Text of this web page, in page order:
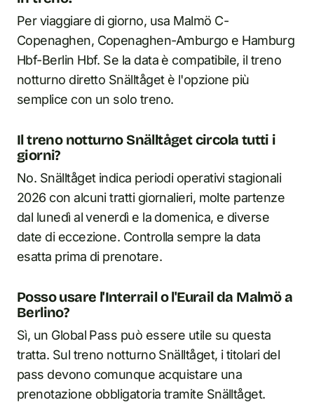
Per viaggiare di giorno, usa Malmö C-
Copenaghen, Copenaghen-Amburgo e Hamburg
Hbf-Berlin Hbf. Se la data è compatibile, il treno
notturno diretto Snälltåget è l'opzione più
semplice con un solo treno.
Il treno notturno Snälltåget circola tutti i
giorni?
No. Snälltåget indica periodi operativi stagionali
2026 con alcuni tratti giornalieri, molte partenze
dal lunedì al venerdì e la domenica, e diverse
date di eccezione. Controlla sempre la data
esatta prima di prenotare.
Posso usare l'Interrail o l'Eurail da Malmö a
Berlino?
Sì, un Global Pass può essere utile su questa
tratta. Sul treno notturno Snälltåget, i titolari del
pass devono comunque acquistare una
prenotazione obbligatoria tramite Snälltåget.